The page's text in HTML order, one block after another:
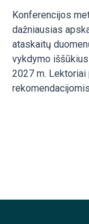
Konferencijos
dažniausias
ataskaitų
vykdymo
2027 m.